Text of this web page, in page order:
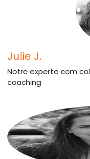
Julie J.
Notre experte com
coaching